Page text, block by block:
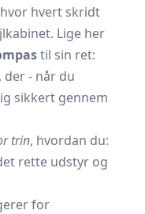
hvert skridt
Lige her
til sin ret:
der - når du
sikkert gennem
trin, hvordan du:
rette udstyr og
for